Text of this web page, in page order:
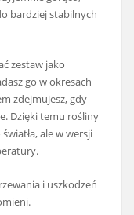
bardziej stabilnych
zestaw jako
go w okresach
zdejmujesz, gdy
Dzięki temu rośliny
ale w wersji
i uszkodzeń